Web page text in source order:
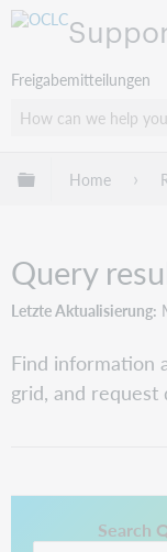
Freigabemitteilungen
Globale
Home
Query
Letzte Aktualisierung
Find information
grid, and request
Search
This link opens in